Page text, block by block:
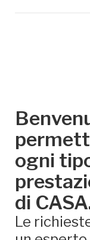
ogni
di
Le